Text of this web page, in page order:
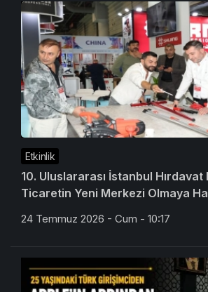
Etkinlik
10. Uluslararası İstanbul Hırdavat
Ticaretin Yeni Merkezi Olmaya
24 Temmuz 2026 - Cum - 10:17